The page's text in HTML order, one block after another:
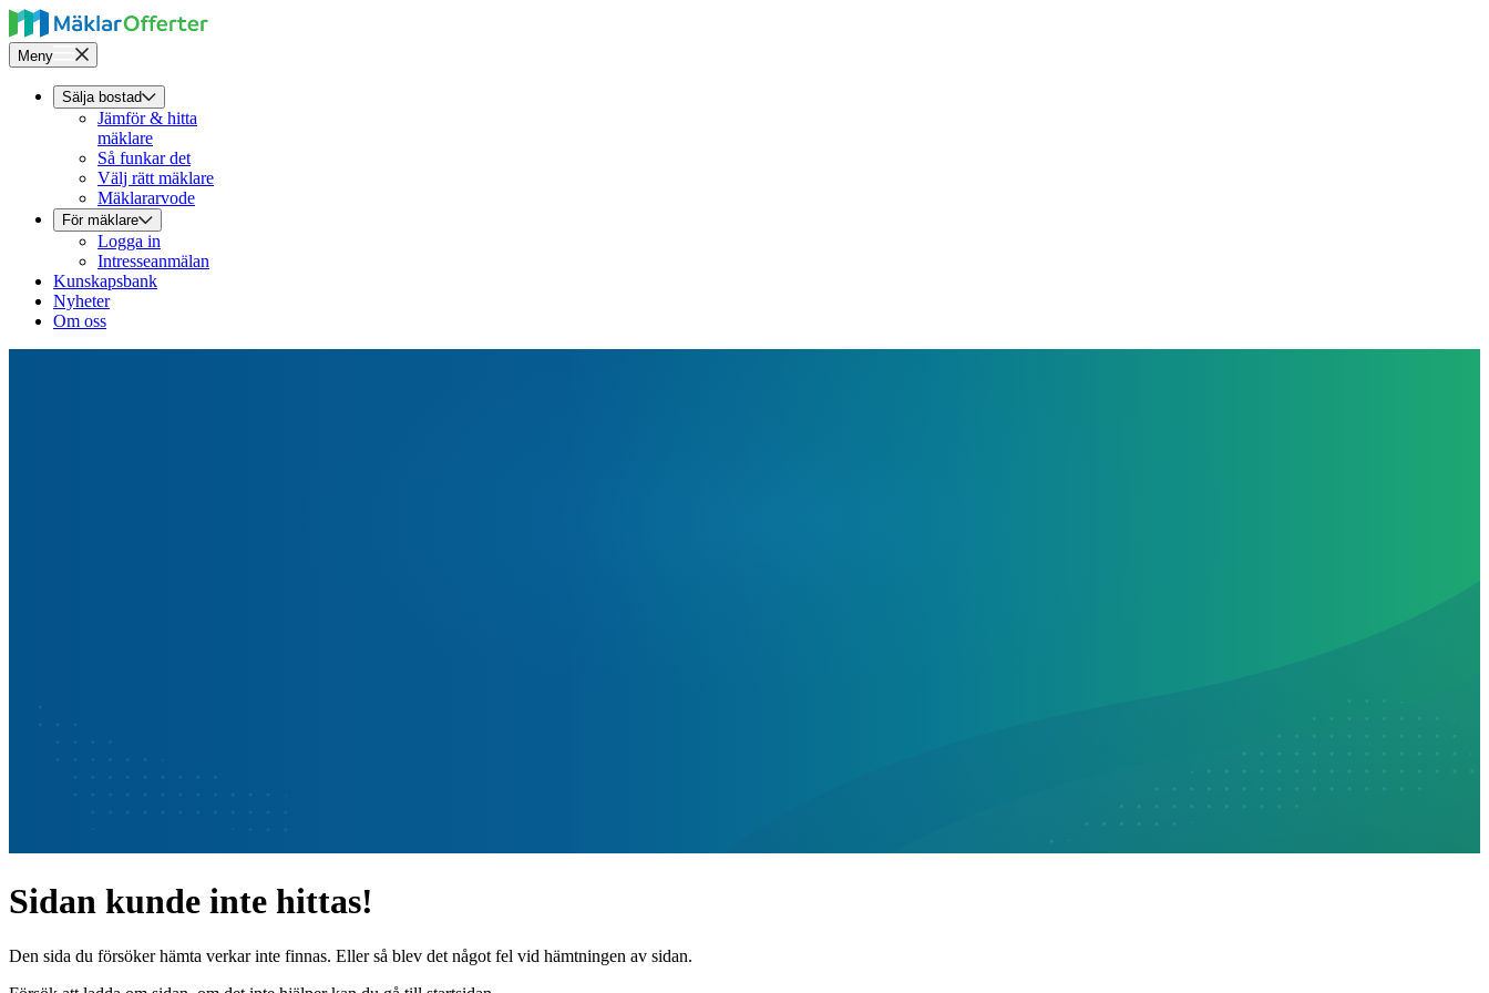
Meny
Sälja bostad
Jämför & hitta
mäklare
Så funkar det
Välj rätt mäklare
Mäklararvode
För mäklare
Logga in
Intresseanmälan
Kunskapsbank
Nyheter
Om oss
Sidan kunde inte hittas!
Den sida du försöker hämta verkar inte finnas. Eller så blev det något fel vid hämtningen av sidan.